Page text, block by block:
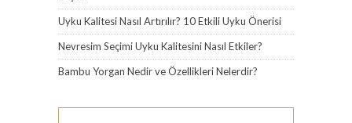
Uyku Kalitesi Nasıl Artırılır? 10 Etkili Uyku Önerisi
Nevresim Seçimi Uyku Kalitesini Nasıl Etkiler?
Bambu Yorgan Nedir ve Özellikleri Nelerdir?